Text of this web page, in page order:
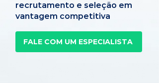
recrutamento e seleção em
vantagem competitiva
FALE COM UM ESPECIALISTA